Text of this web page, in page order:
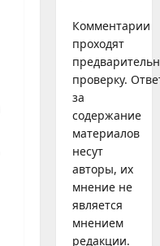
Комментарии
проходят
проверку.
за
содержание
материалов
несут
авторы, их
мнение не
является
мнением
редакции.